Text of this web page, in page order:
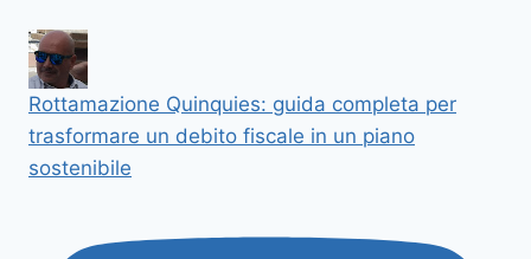
Rottamazione Quinquies: guida completa per
trasformare un debito fiscale in un piano
sostenibile